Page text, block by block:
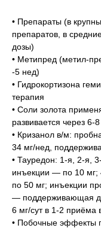
• Препараты (в
препаратов, в
дозы)
• Метипред (метил-
-5 нед)
• Гидрокортизона
терапия
• Соли золота
развивается через 6-
• Кризанол в/м:
34 мг/нед,
• Тауредон: 1-я, 2-я,
инъекции — по 10
по 50 мг; инъекции
— поддерживающая
6 мг/сут в 1-2 приёма
• Побочные эффекты